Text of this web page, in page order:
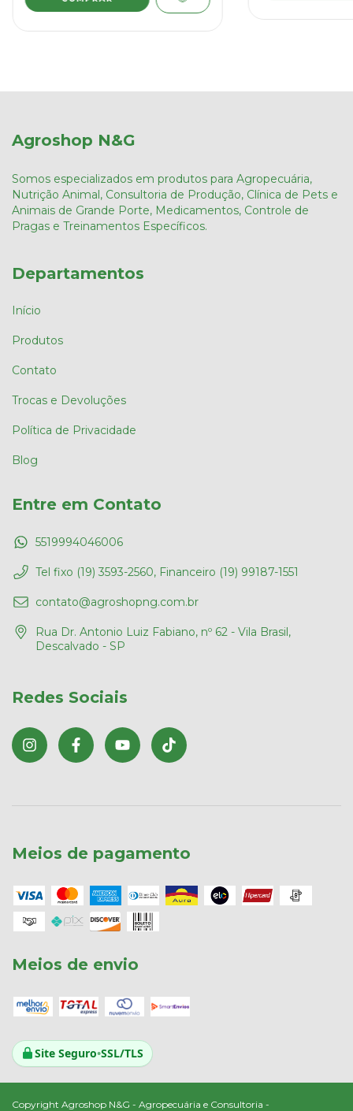
Agroshop N&G
Somos especializados em produtos para Agropecuária,
Nutrição Animal, Consultoria de Produção, Clínica de Pets e
Animais de Grande Porte, Medicamentos, Controle de
Pragas e Treinamentos Específicos.
Departamentos
Início
Produtos
Contato
Trocas e Devoluções
Política de Privacidade
Blog
Entre em Contato
5519994046006
Tel fixo (19) 3593-2560, Financeiro (19) 99187-1551
contato@agroshopng.com.br
Rua Dr. Antonio Luiz Fabiano, nº 62 - Vila Brasil,
Descalvado - SP
Redes Sociais
Meios de pagamento
Meios de envio
Site Seguro•SSL/TLS
Copyright Agroshop N&G - Agropecuária e Consultoria -